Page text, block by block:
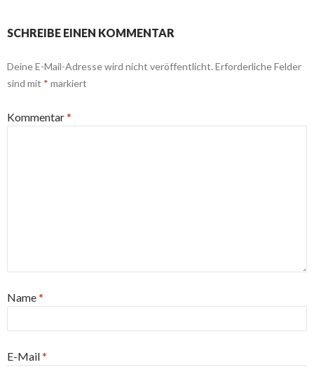
o
o
e
r
SCHREIBE EINEN KOMMENTAR
Deine E-Mail-Adresse wird nicht veröffentlicht.Erforderliche Felder
sind mit * markiert
Kommentar*
Name*
E-Mail*